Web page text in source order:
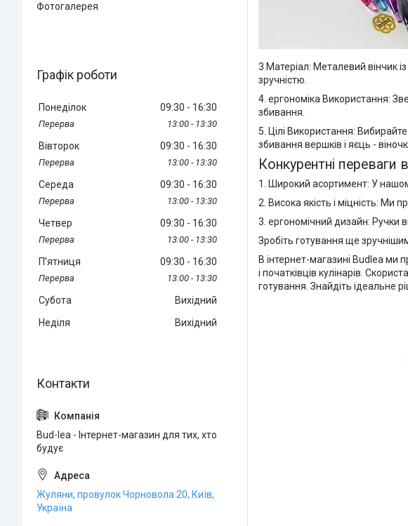
3 Матеріал: Металевий вінчик із
зручністю.
4. ергономіка Використання:
збивання.
5. Цілі Використання:
збивання вершків і яєць -
Конкурентні переваги
1. Широкий асортимент: У
2. Висока якість і міцність: Ми
3. ергономічний дизайн: Ручки
Зробіть готування ще
В інтернет-магазині Budlea ми
і початківців кулінарів.
готування. Знайдіть ідеальне
Фотогалерея
Графік роботи
Понеділок 09:30 16:30
13:00 13:30
Вівторок 09:30 16:30
13:00 13:30
Середа 09:30 16:30
13:00 13:30
Четвер 09:30 16:30
13:00 13:30
Пʼятниця 09:30 16:30
13:00 13:30
Субота
Вихідний
Неділя
Вихідний
Bud-lea - Інтернет-магазин для тих, хто
будує
Жуляни, провулок Чорновола 20, Київ,
Україна